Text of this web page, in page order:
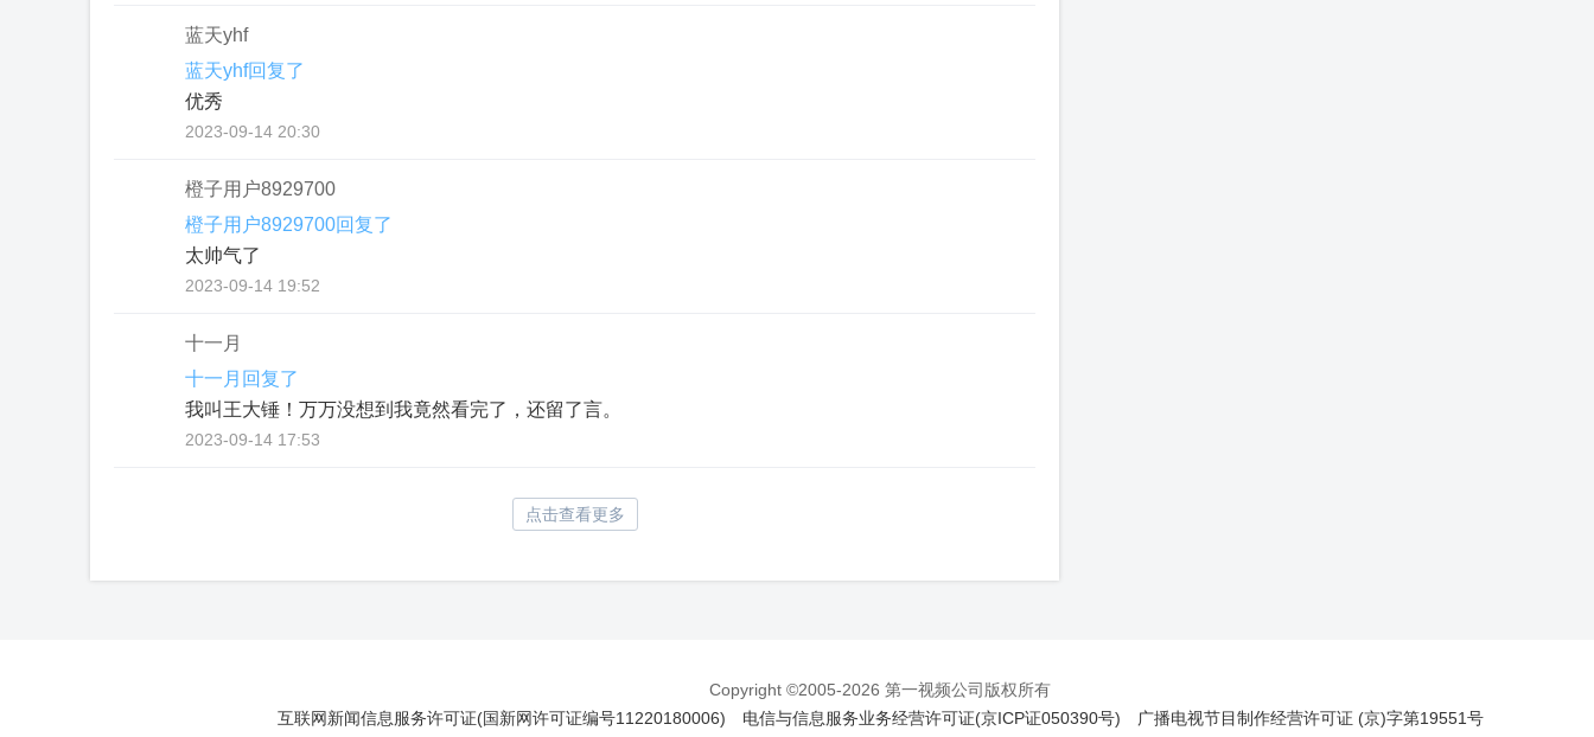
蓝天yhf
蓝天yhf回复了
优秀
2023-09-14 20:30
橙子用户8929700
橙子用户8929700回复了
太帅气了
2023-09-14 19:52
十一月
十一月回复了
我叫王大锤！万万没想到我竟然看完了，还留了言。
2023-09-14 17:53
点击查看更多
Copyright ©2005-2026 第一视频公司版权所有
互联网新闻信息服务许可证(国新网许可证编号11220180006)
电信与信息服务业务经营许可证(京ICP证050390号) 广播电视节目制作经营许可证 (京)字第19551号